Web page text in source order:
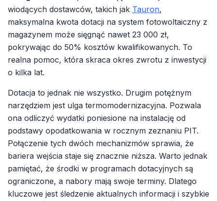
wiodących dostawców, takich jak Tauron,
maksymalna kwota dotacji na system fotowoltaiczny z
magazynem może sięgnąć nawet 23 000 zł,
pokrywając do 50% kosztów kwalifikowanych. To
realna pomoc, która skraca okres zwrotu z inwestycji
o kilka lat.
Dotacja to jednak nie wszystko. Drugim potężnym
narzędziem jest ulga termomodernizacyjna. Pozwala
ona odliczyć wydatki poniesione na instalację od
podstawy opodatkowania w rocznym zeznaniu PIT.
Połączenie tych dwóch mechanizmów sprawia, że
bariera wejścia staje się znacznie niższa. Warto jednak
pamiętać, że środki w programach dotacyjnych są
ograniczone, a nabory mają swoje terminy. Dlatego
kluczowe jest śledzenie aktualnych informacji i szybkie